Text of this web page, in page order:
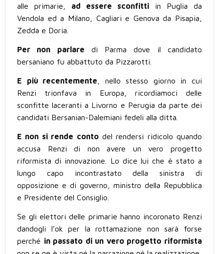
alle primarie, ad essere sconfitti in Puglia da
Vendola ed a Milano, Cagliari e Genova da Pisapia,
Zedda e Doria.
Per non parlare di Parma dove il candidato
bersaniano fu abbattuto da Pizzarotti.
E più recentemente , nello stesso giorno in cui
Renzi trionfava in Europa, ricordiamoci delle
sconfitte laceranti a Livorno e Perugia da parte dei
candidati Bersanian-Dalemiani fedeli alla ditta.
E non si rende contodel rendersi ridicolo quando
accusa Renzi di non avere un vero progetto
riformista di innovazione. Lo dice lui che è stato a
lungo capo incontrastato della sinistra di
opposizione e di governo, ministro della Repubblica
e Presidente del Consiglio.
Se gli elettori delle primarie hanno incoronato Renzi
dandogli l’ok per la rottamazione non sarà forse
perché in passato di un vero progetto riformista